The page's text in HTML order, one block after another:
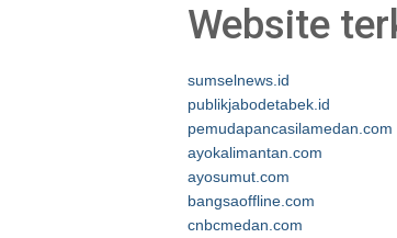
Website
sumselnews.id
publikjabodetabek.id
pemudapancasilamedan.com
ayokalimantan.com
ayosumut.com
bangsaoffline.com
cnbcmedan.com